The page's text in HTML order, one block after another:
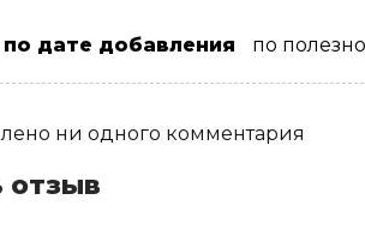
по дате добавления по
ни одного комментария
отзыв